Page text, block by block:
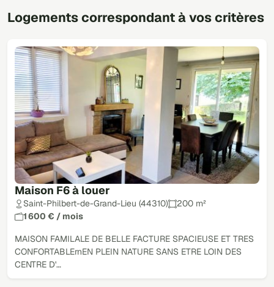
Logements correspondant à vos critères
Maison F6 à louer
Saint-Philbert-de-Grand-Lieu (44310)
200 m²
1 600 € / mois
MAISON FAMILALE DE BELLE FACTURE SPACIEUSE ET TRES
CONFORTABLErnEN PLEIN NATURE SANS ETRE LOIN DES
CENTRE D'…